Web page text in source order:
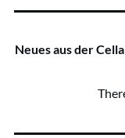
Neues aus der Cella